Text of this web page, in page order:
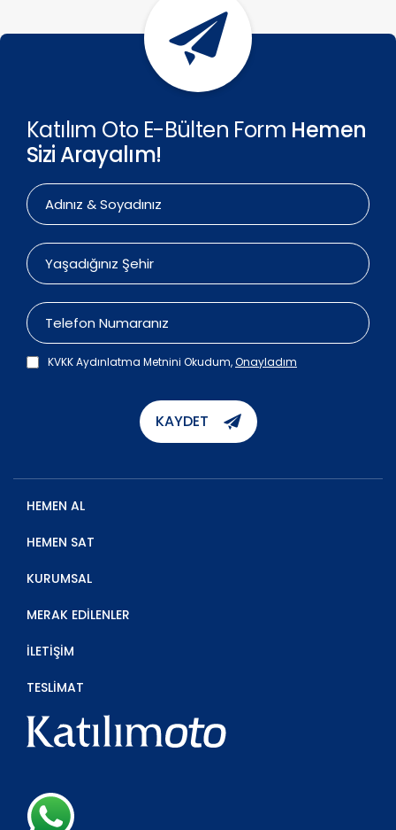
Katılım Oto E-Bülten Form Hemen
Sizi Arayalım!
KVKK Aydınlatma Metnini Okudum,Onayladım
KAYDET
HEMEN AL
HEMEN SAT
KURUMSAL
MERAK EDİLENLER
İLETİŞİM
TESLİMAT